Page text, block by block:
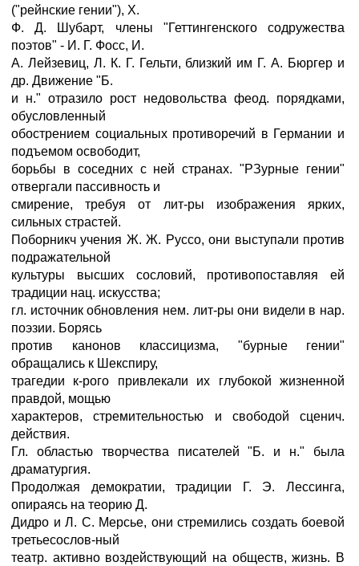
("рейнские гении"), X.
Ф. Д. Шубарт, члены "Геттингенского содружества
поэтов" - И. Г. Фосс, И.
А. Лейзевиц, Л. К. Г. Гельти, близкий им Г. А. Бюргер и
др. Движение "Б.
и н." отразило рост недовольства феод. порядками,
обусловленный
обострением социальных противоречий в Германии и
подъемом освободит,
борьбы в соседних с ней странах. "РЗурные гении"
отвергали пассивность и
смирение, требуя от лит-ры изображения ярких,
сильных страстей.
Поборникч учения Ж. Ж. Руссо, они выступали против
подражательной
культуры высших сословий, противопоставляя ей
традиции нац. искусства;
гл. источник обновления нем. лит-ры они видели в нар.
поэзии. Борясь
против канонов классицизма, "бурные гении"
обращались к Шекспиру,
трагедии к-рого привлекали их глубокой жизненной
правдой, мощью
характеров, стремительностью и свободой сценич.
действия.
Гл. областью творчества писателей "Б. и н." была
драматургия.
Продолжая демократии, традиции Г. Э. Лессинга,
опираясь на теорию Д.
Дидро и Л. С. Мерсье, они стремились создать боевой
третьесослов-ный
театр. активно воздействующий на обществ, жизнь. В